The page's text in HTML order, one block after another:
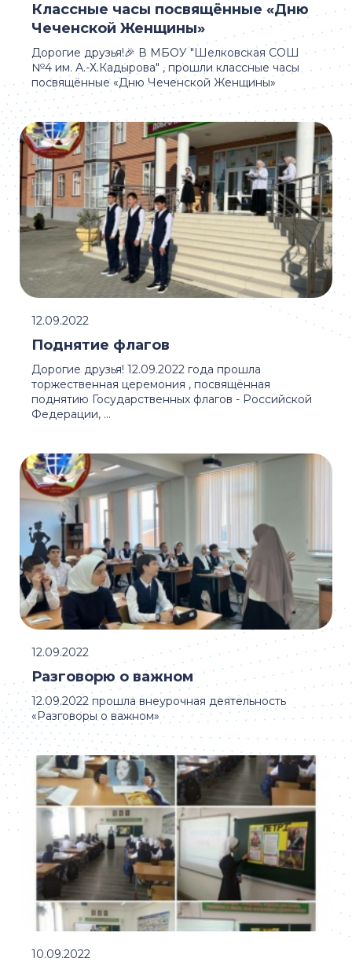
Дорогие друзья!🎉 В МБОУ "Шелковская СОШ
№4 им. А.-Х.Кадырова" , прошли классные часы
посвящённые «Дню Чеченской Женщины»
Классные часы посвящённые «Дню
Чеченской Женщины»
Дорогие друзья! 12.09.2022 года прошла
торжественная церемония , посвящённая
поднятию Государственных флагов - Российской
Федерации, ...
Поднятие флагов
12.09.2022
12.09.2022 прошла внеурочная деятельность
«Разговоры о важном»
Разговорю о важном
12.09.2022
10.09.2022